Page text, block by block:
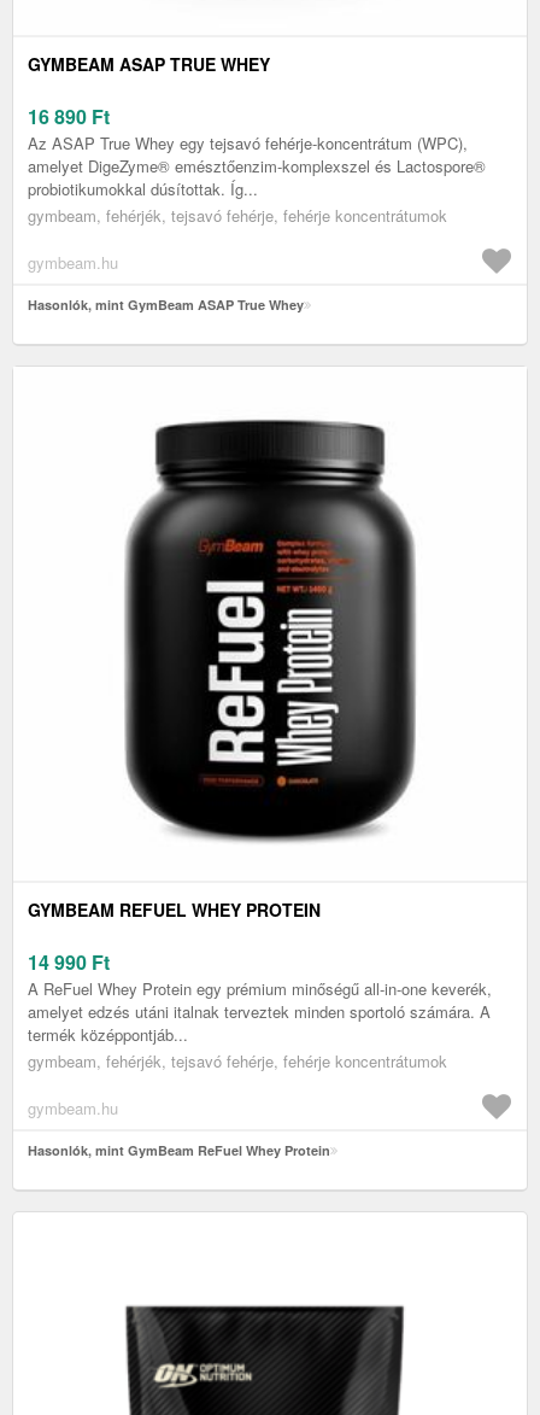
GYMBEAM ASAP TRUE WHEY
16 890 Ft
Az ASAP True Whey egy tejsavó fehérje-koncentrátum (WPC),
amelyet DigeZyme® emésztőenzim-komplexszel és Lactospore®
probiotikumokkal dúsítottak. Íg...
gymbeam, fehérjék, tejsavó fehérje, fehérje koncentrátumok
gymbeam.hu
Hasonlók, mint GymBeam ASAP True Whey
GYMBEAM REFUEL WHEY PROTEIN
14 990 Ft
A ReFuel Whey Protein egy prémium minőségű all-in-one keverék,
amelyet edzés utáni italnak terveztek minden sportoló számára. A
termék középpontjáb...
gymbeam, fehérjék, tejsavó fehérje, fehérje koncentrátumok
gymbeam.hu
Hasonlók, mint GymBeam ReFuel Whey Protein